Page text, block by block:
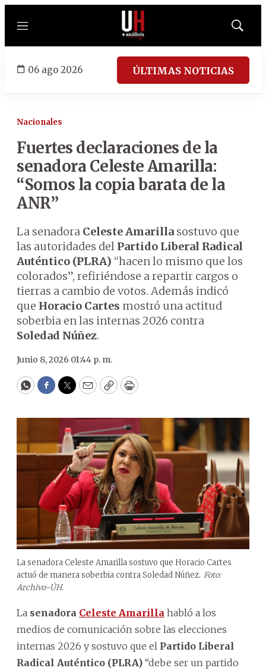
Menú
Mostrar
06 ago 2026 ÚLTIMAS NOTICIAS
Nacionales
Fuertes declaraciones de la
senadora Celeste Amarilla:
“Somos la copia barata de la
ANR”
La senadora Celeste Amarilla sostuvo que
las autoridades del Partido Liberal Radical
Auténtico (PLRA) “hacen lo mismo que los
colorados”, refiriéndose a repartir cargos o
tierras a cambio de votos. Además indicó
que Horacio Cartes mostró una actitud
soberbia en las internas 2026 contra
Soledad Núñez.
Junio 8, 2026 01:44 p. m.
WhatsApp
Facebook
Twitter
EmailCopyPrint
La senadora Celeste Amarilla sostuvo que Horacio Cartes
actuó de manera soberbia contra Soledad Núñez. Foto:
Archivo-ÚH.
La senadora Celeste Amarilla habló a los
medios de comunicación sobre las elecciones
internas 2026 y sostuvo que el Partido Liberal
Radical Auténtico (PLRA) “debe ser un partido